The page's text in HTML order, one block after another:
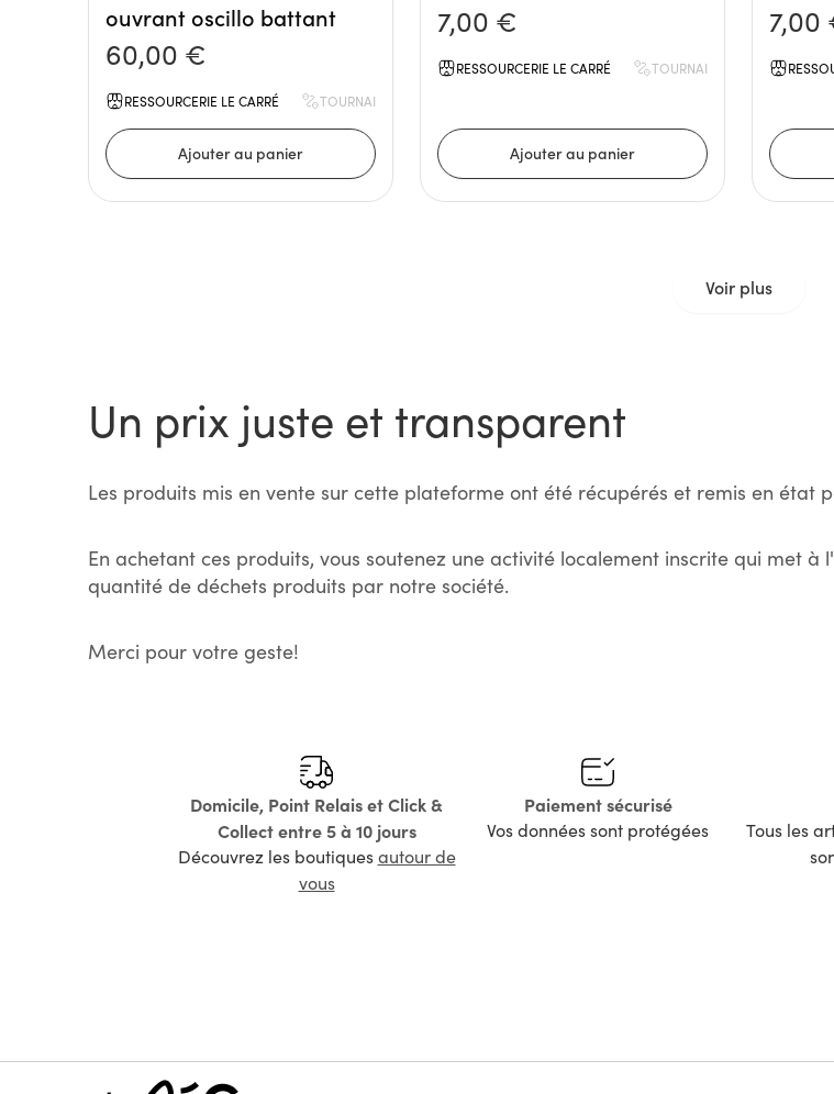
ouvrant oscillo battant
60,00 €
RESSOURCERIE LE CARRÉ TOURNAI
7,00 €
RESSOURCERIE LE CARRÉ TOURNAI
7,00
Voir plus
Un prix juste et transparent
Les produits mis en vente sur cette plateforme ont été récupérés et remis en état
En achetant ces produits, vous soutenez une activité localement inscrite qui met
quantité de déchets produits par notre société.
Merci pour votre geste!
Domicile, Point Relais et Click &
Collect entre 5 à 10 jours
Découvrez les boutiquesautour de
vous
Paiement sécurisé
Vos données sont protégées
Tous les